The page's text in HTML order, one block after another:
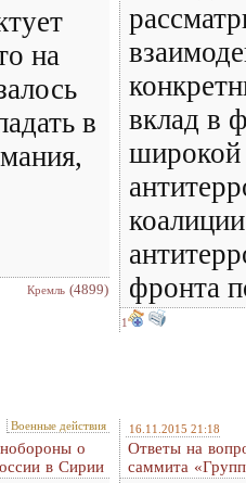
на
в
Кремль (4899)
вклад в
широкой
фронта
1
Военные действия
о
в Сирии
16.11.2015 21:18
Ответы на
саммита